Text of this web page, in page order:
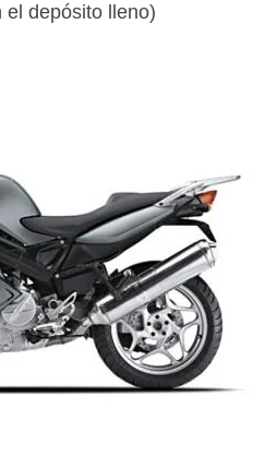
depósito lleno)